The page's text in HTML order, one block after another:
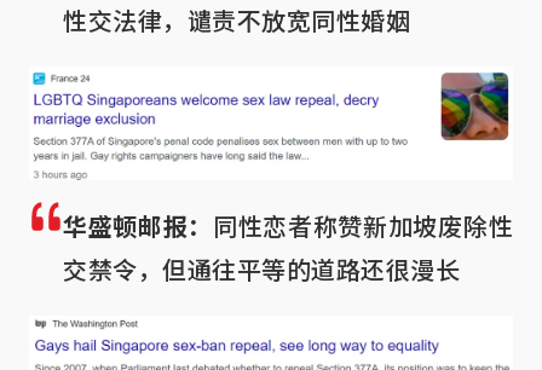
性交法律，谴责不放宽同性婚姻
华盛顿邮报： 同性恋者称赞新加坡废除性
交禁令，但通往平等的道路还很漫长